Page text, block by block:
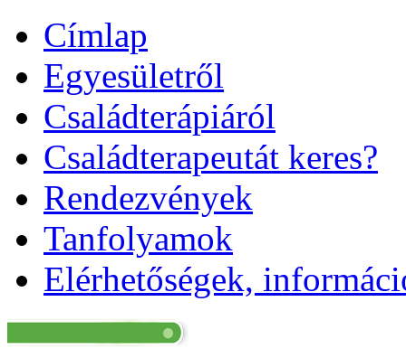
Címlap
Egyesületről
Családterápiáról
Családterapeutát keres?
Rendezvények
Tanfolyamok
Elérhetőségek,